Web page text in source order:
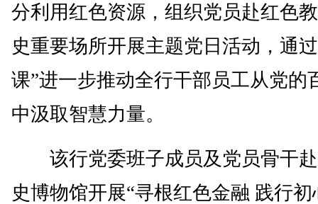
分利用红色资源，组织党员赴红色
史重要场所开展主题党日活动，通
课”进一步推动全行干部员工从党的
中汲取智慧力量。
该行党委班子成员及党员骨干赴
史博物馆开展“寻根红色金融 践行初